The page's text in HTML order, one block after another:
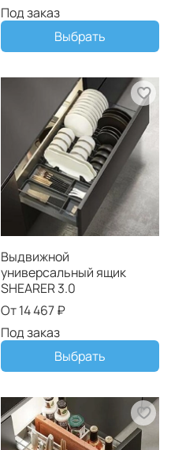
Под заказ
Выбрать
Выдвижной
универсальный ящик
SHEARER 3.0
От14 467 ₽
Под заказ
Выбрать